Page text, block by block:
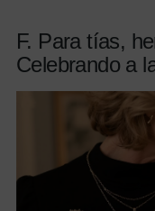
F. Para tías,
Celebrando a